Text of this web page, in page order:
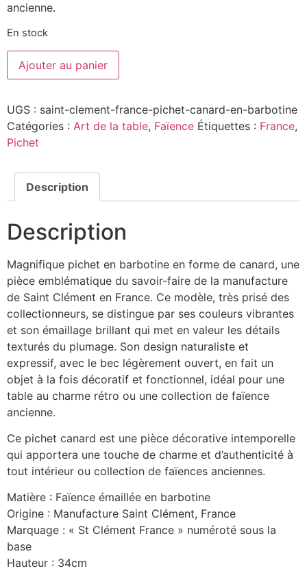
ancienne.
En stock
Ajouter au panier
UGS : saint-clement-france-pichet-canard-en-barbotine
Catégories : Art de la table, Faïence Étiquettes : France,
Pichet
Description
Description
Magnifique pichet en barbotine en forme de canard, une
pièce emblématique du savoir-faire de la manufacture
de Saint Clément en France. Ce modèle, très prisé des
collectionneurs, se distingue par ses couleurs vibrantes
et son émaillage brillant qui met en valeur les détails
texturés du plumage. Son design naturaliste et
expressif, avec le bec légèrement ouvert, en fait un
objet à la fois décoratif et fonctionnel, idéal pour une
table au charme rétro ou une collection de faïence
ancienne.
Ce pichet canard est une pièce décorative intemporelle
qui apportera une touche de charme et d’authenticité à
tout intérieur ou collection de faïences anciennes.
Matière : Faïence émaillée en barbotine
Origine : Manufacture Saint Clément, France
Marquage : « St Clément France » numéroté sous la
base
Hauteur : 34cm